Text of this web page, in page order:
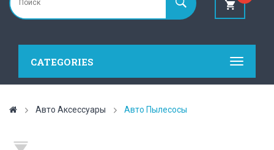
CATEGORIES
Авто Аксессуары Авто Пылесосы